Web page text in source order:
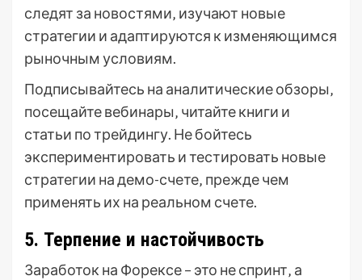
следят за новостями‚ изучают новые
стратегии и адаптируются к изменяющимся
рыночным условиям.
Подписывайтесь на аналитические обзоры‚
посещайте вебинары‚ читайте книги и
статьи по трейдингу. Не бойтесь
экспериментировать и тестировать новые
стратегии на демо-счете‚ прежде чем
применять их на реальном счете.
5. Терпение и настойчивость
Заработок на Форексе – это не спринт‚ а